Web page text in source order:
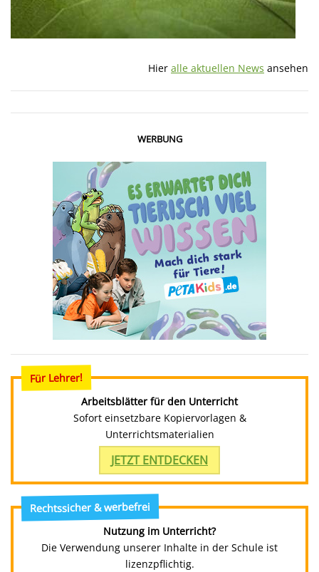
Hier alle aktuellen News ansehen
WERBUNG
Für Lehrer!
Arbeitsblätter für den Unterricht
Sofort einsetzbare Kopiervorlagen &
Unterrichtsmaterialien
JETZT ENTDECKEN
Rechtssicher & werbefrei
Nutzung im Unterricht?
Die Verwendung unserer Inhalte in der Schule ist
lizenzpflichtig.